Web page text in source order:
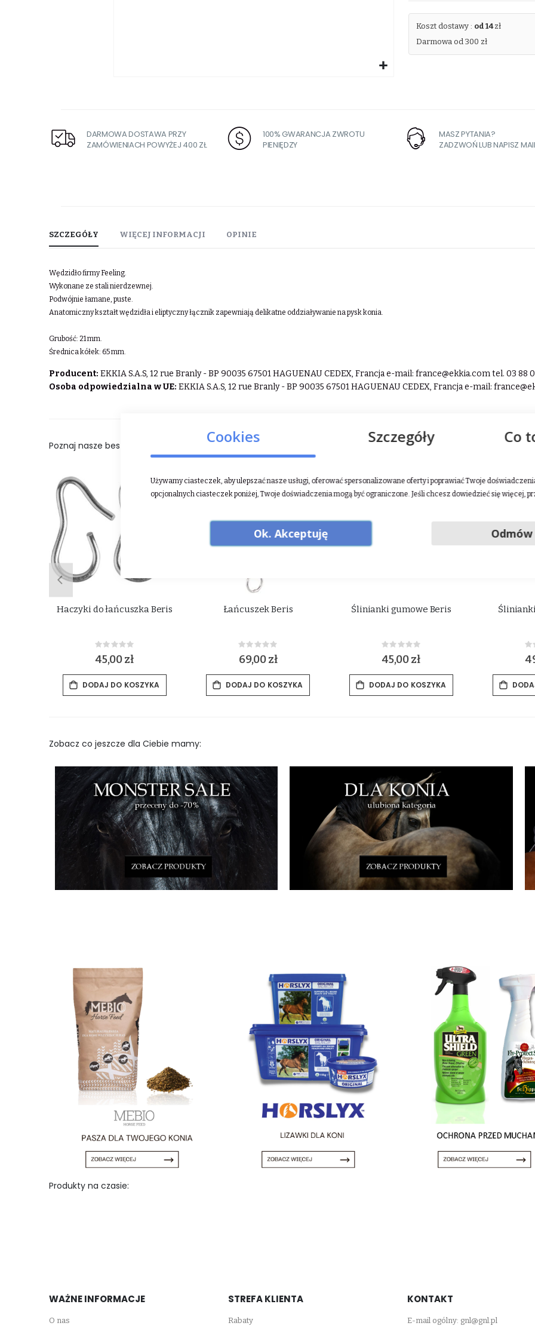
Koszt dostawy : od 14zł
Darmowa od 300 zł
DARMOWA DOSTAWA PRZY
ZAMÓWIENIACH POWYŻEJ 400 ZŁ
100% GWARANCJA ZWROTU
PIENIĘDZY
MASZ PYTANIA?
ZADZWOŃ LUB NAPISZ
SZCZEGÓŁY
Wędzidło firmy Feeling.
Wykonane ze stali nierdzewnej.
Podwójnie łamane, puste.
Anatomiczny kształt wędzidła i eliptyczny łącznik zapewniają delikatne oddziaływanie na pysk konia.
Grubość: 21 mm.
Średnica kółek: 65 mm.
WIĘCEJ INFORMACJI OPINIE
Producent: EKKIA S.A.S, 12 rue Branly - BP 90035 67501 HAGUENAU CEDEX, Francja e-mail: france@ekkia.comtel. 03 88
Osoba odpowiedzialna w UE: EKKIA S.A.S, 12 rue Branly - BP 90035 67501 HAGUENAU CEDEX, Francja e-mail:
Poznaj nasze bestsellery:
Haczyki do łańcuszka Beris
Rating:
0%
45,00 zł
DODAJ DO KOSZYKA
Łańcuszek Beris
Rating:
0%
69,00 zł
DODAJ DO KOSZYKA
Ślinianki gumowe Beris
Rating:
0%
45,00 zł
DODAJ DO KOSZYKA
0%
Zobacz co jeszcze dla Ciebie mamy:
Produkty na czasie:
WAŻNE INFORMACJE
O nas
STREFA KLIENTA
Rabaty
KONTAKT
E-mail ogólny: gnl@gnl.pl
Cookies Szczegóły Co
Używamy ciasteczek, aby ulepszać nasze usługi, oferować spersonalizowane oferty i poprawiać Twoje
opcjonalnych ciasteczek poniżej, Twoje doświadczenia mogą być ograniczone. Jeśli chcesz dowiedzieć się więcej,
Ok. Akceptuję Odmów